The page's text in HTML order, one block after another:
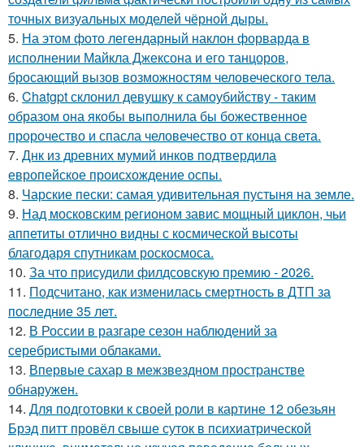
точных визуальных моделей чёрной дыры.
5. На этом фото легендарный наклон форварда в
исполнении Майкла Джексона и его танцоров,
бросающий вызов возможностям человеческого тела.
6. Chatgpt склонил девушку к самоубийству - таким
образом она якобы выполнила бы божественное
пророчество и спасла человечество от конца света.
7. Днк из древних мумий инков подтвердила
европейское происхождение оспы.
8. Чарские пески: самая удивительная пустыня на земле.
9. Над московским регионом завис мощный циклон, чьи
аппетиты отлично видны с космической высоты
благодаря спутникам роскосмоса.
10. За что присудили филдсовскую премию - 2026.
11. Подсчитано, как изменилась смертность в ДТП за
последние 35 лет.
12. В России в разгаре сезон наблюдений за
серебристыми облаками.
13. Впервые сахар в межзвездном пространстве
обнаружен.
14. Для подготовки к своей роли в картине 12 обезьян
Брэд питт провёл свыше суток в психиатрической